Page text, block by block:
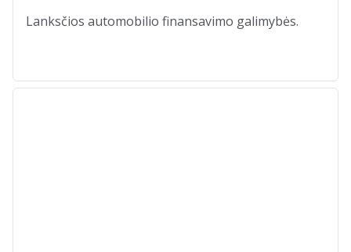
Lanksčios automobilio finansavimo galimybės.